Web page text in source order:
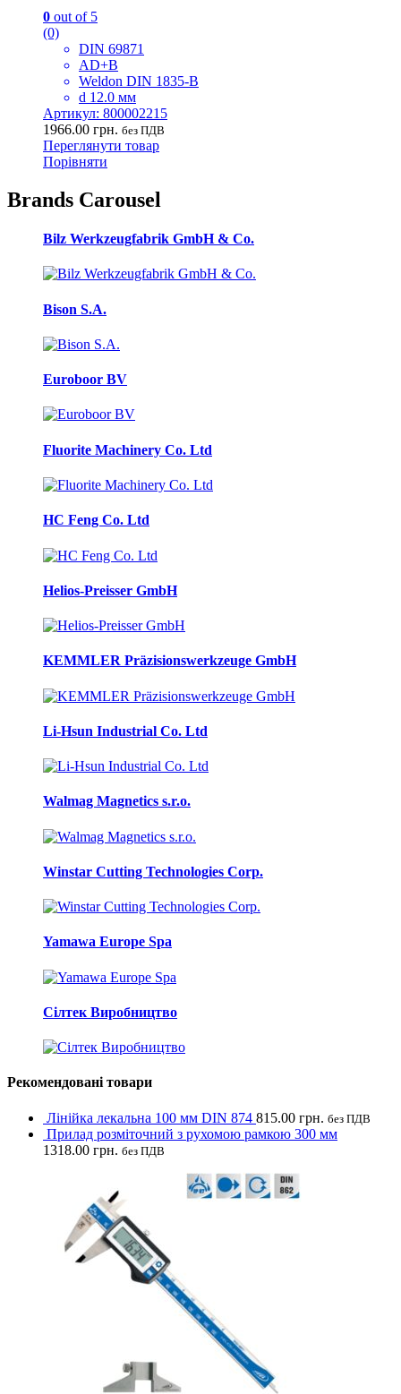
0 out of 5
(0)
DIN 69871
AD+B
Weldon DIN 1835-B
d 12.0 мм
Артикул: 800002215
1966.00 грн. без ПДВ
Переглянути товар
Порівняти
Brands Carousel
Bilz Werkzeugfabrik GmbH & Co.
Bison S.A.
Euroboor BV
Fluorite Machinery Co. Ltd
HC Feng Co. Ltd
Helios-Preisser GmbH
KEMMLER Präzisionswerkzeuge GmbH
Li-Hsun Industrial Co. Ltd
Walmag Magnetics s.r.o.
Winstar Cutting Technologies Corp.
Yamawa Europe Spa
Сілтек Виробництво
Рекомендовані товари
Лінійка лекальна 100 мм DIN 874 815.00 грн. без ПДВ
Прилад розміточний з рухомою рамкою 300 мм
1318.00 грн. без ПДВ